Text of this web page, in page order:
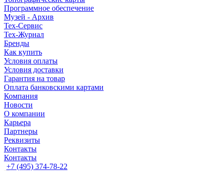
Программное обеспечение
Музей - Архив
Tex-Сервис
Тех-Журнал
Бренды
Как купить
Условия оплаты
Условия доставки
Гарантия на товар
Оплата банковскими картами
Компания
Новости
О компании
Карьера
Партнеры
Реквизиты
Контакты
Контакты
+7 (495) 374-78-22